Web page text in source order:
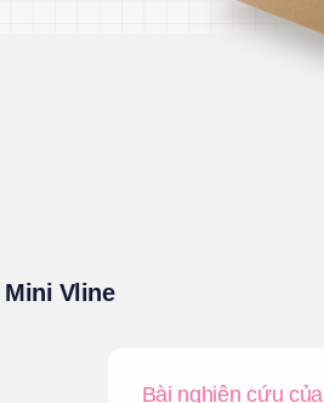
Mini Vline
Bài nghiên cứu của